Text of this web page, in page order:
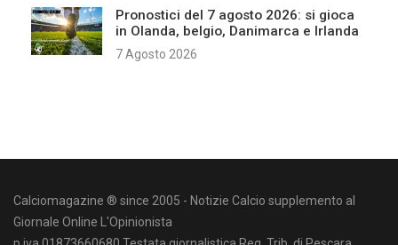
Pronostici del 7 agosto 2026: si gioca
in Olanda, belgio, Danimarca e Irlanda
7 Agosto 2026
Calciomagazine ® since 2005 - Notizie Calcio supplemento al
Giornale Online L'Opinionista